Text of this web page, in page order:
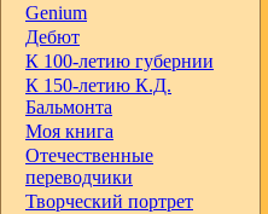
Genium
Дебют
К 100-летию губернии
К 150-летию К.Д.
Бальмонта
Моя книга
Отечественные
переводчики
Творческий портрет